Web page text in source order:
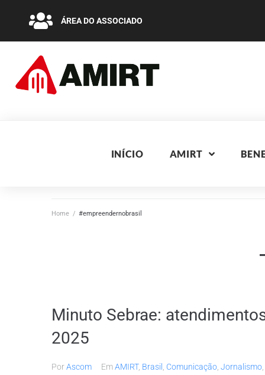
ÁREA DO ASSOCIADO
INÍCIO AMIRT
Home / #empreendernobrasil
Minuto Sebrae:
2025
PorAscom EmAMIRT, Brasil Comunicação Jornalismo